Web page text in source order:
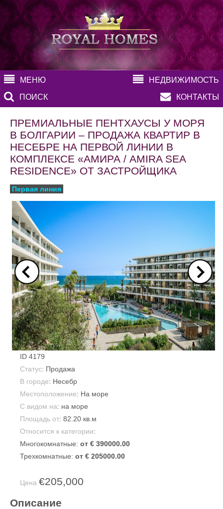
МЕНЮ
НЕДВИЖИМОСТЬ
ПОИСК
КОНТАКТЫ
ПРЕМИАЛЬНЫЕ ПЕНТХАУСЫ У МОРЯ
В БОЛГАРИИ – ПРОДАЖА КВАРТИР В
НЕСЕБРЕ НА ПЕРВОЙ ЛИНИИ В
КОМПЛЕКСЕ «АМИРА / AMIRA SEA
RESIDENCE» ОТ ЗАСТРОЙЩИКА
Первая линия
ID 4179
Статус: Продажа
В городе: Несебр
Местоположение: На море
С видом на: на море
Площадь от: 82.20 кв.м
Относится к категории:
Многокомнатные: от € 390000.00
Трехкомнатные: от € 205000.00
Цена €205,000
Описание